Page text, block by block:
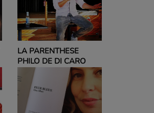
EVELYNE ADAM
PARLEZ-MOI DE VOUS
ET NO POLITIC